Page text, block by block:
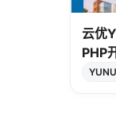
云优
PHP